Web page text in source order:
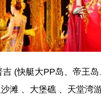
吉 (快艇大PP岛、帝王岛
滩 、大堡礁 、天堂湾